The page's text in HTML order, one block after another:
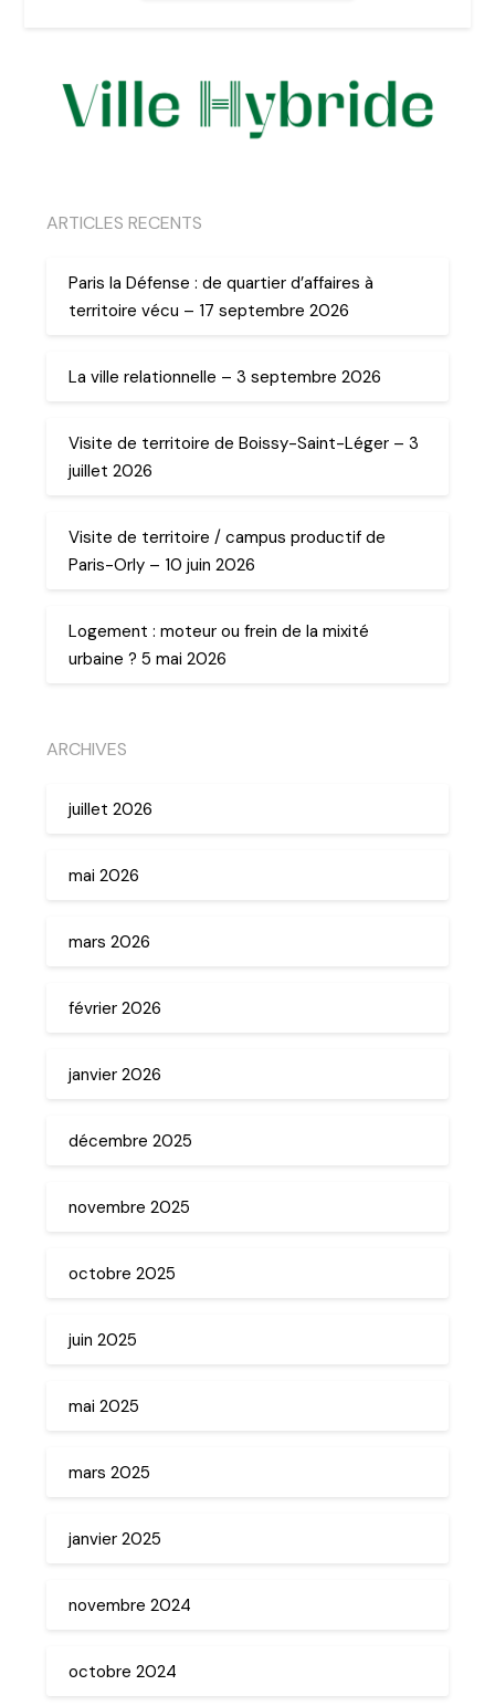
ARTICLES RECENTS
Paris la Défense : de quartier d’affaires à
territoire vécu – 17 septembre 2026
La ville relationnelle – 3 septembre 2026
Visite de territoire de Boissy-Saint-Léger – 3
juillet 2026
Visite de territoire / campus productif de
Paris-Orly – 10 juin 2026
Logement : moteur ou frein de la mixité
urbaine ? 5 mai 2026
ARCHIVES
juillet 2026
mai 2026
mars 2026
février 2026
janvier 2026
décembre 2025
novembre 2025
octobre 2025
juin 2025
mai 2025
mars 2025
janvier 2025
novembre 2024
octobre 2024